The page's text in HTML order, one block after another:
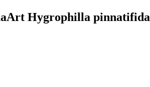
Hygrophilla pinnatifida